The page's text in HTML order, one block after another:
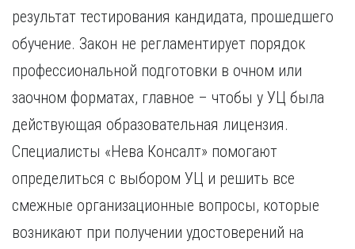
результат тестирования кандидата, прошедшего
обучение. Закон не регламентирует порядок
профессиональной подготовки в очном или
заочном форматах, главное – чтобы у УЦ была
действующая образовательная лицензия.
Специалисты «Нева Консалт» помогают
определиться с выбором УЦ и решить все
смежные организационные вопросы, которые
возникают при получении удостоверений на